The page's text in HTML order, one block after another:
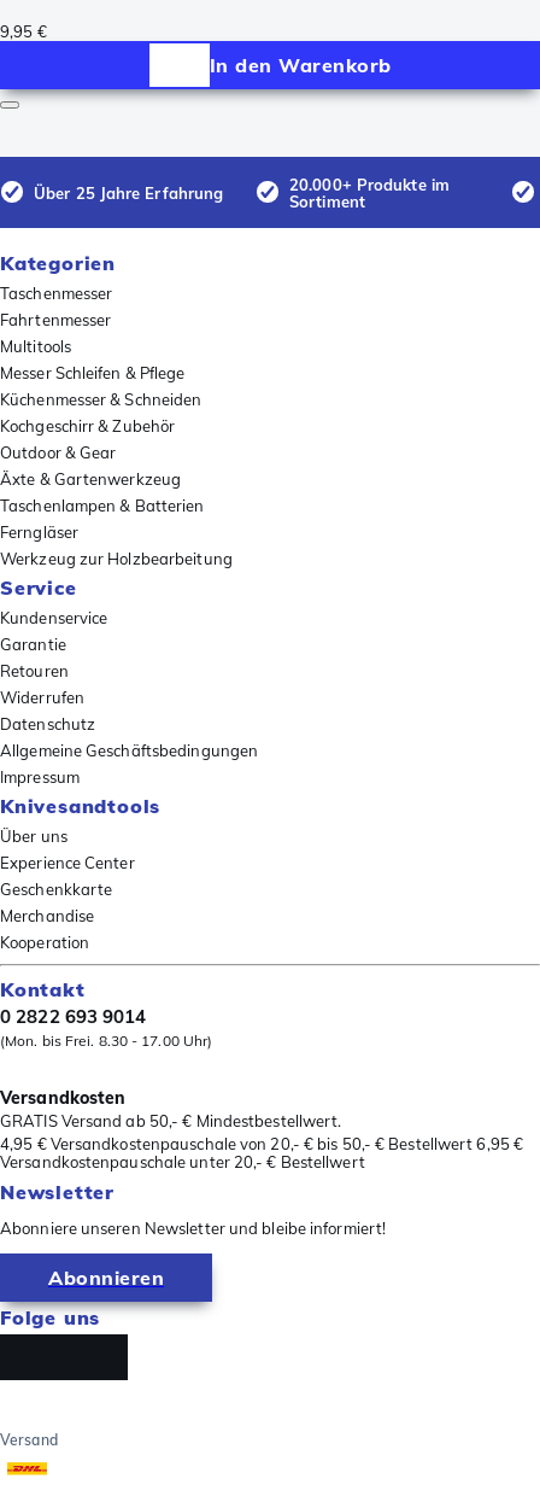
9,95 €
In den Warenkorb
Über 25 Jahre Erfahrung
20.000+ Produkte im
Sortiment
Kategorien
Taschenmesser
Fahrtenmesser
Multitools
Messer Schleifen & Pflege
Küchenmesser & Schneiden
Kochgeschirr & Zubehör
Outdoor & Gear
Äxte & Gartenwerkzeug
Taschenlampen & Batterien
Ferngläser
Werkzeug zur Holzbearbeitung
Service
Kundenservice
Garantie
Retouren
Widerrufen
Datenschutz
Allgemeine Geschäftsbedingungen
Impressum
Knivesandtools
Über uns
Experience Center
Geschenkkarte
Merchandise
Kooperation
Kontakt
0 2822 693 9014
(Mon. bis Frei. 8.30 - 17.00 Uhr)
Versandkosten
GRATIS Versand ab 50,- € Mindestbestellwert.
4,95 € Versandkostenpauschale von 20,- € bis 50,- € Bestellwert 6,95 €
Versandkostenpauschale unter 20,- € Bestellwert
Newsletter
Abonniere unseren Newsletter und bleibe informiert!
Abonnieren
Folge uns
Versand